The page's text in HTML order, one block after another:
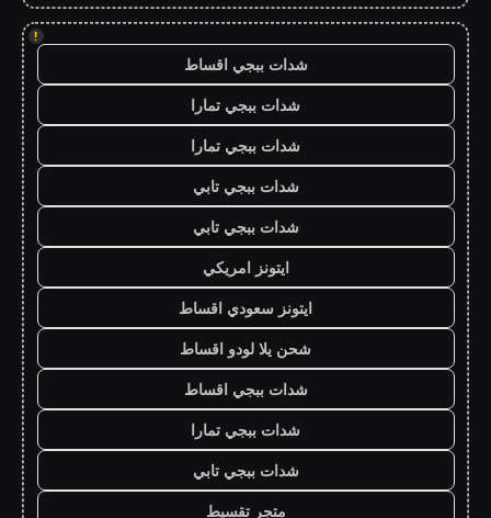
!
شدات ببجي اقساط
شدات ببجي تمارا
شدات ببجي تمارا
شدات ببجي تابي
شدات ببجي تابي
ايتونز امريكي
ايتونز سعودي اقساط
شحن يلا لودو اقساط
شدات ببجي اقساط
شدات ببجي تمارا
شدات ببجي تابي
متجر تقسيط